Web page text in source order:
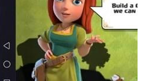
تنافس مع حكام آخرين
اصقل مهارات أبطالك واجمع فرقك
النصر نقاطاً ثمينة فحسب، بل يمنحك
المواد النادرة. قُد بلدتك إلى قمة
عظيمة.